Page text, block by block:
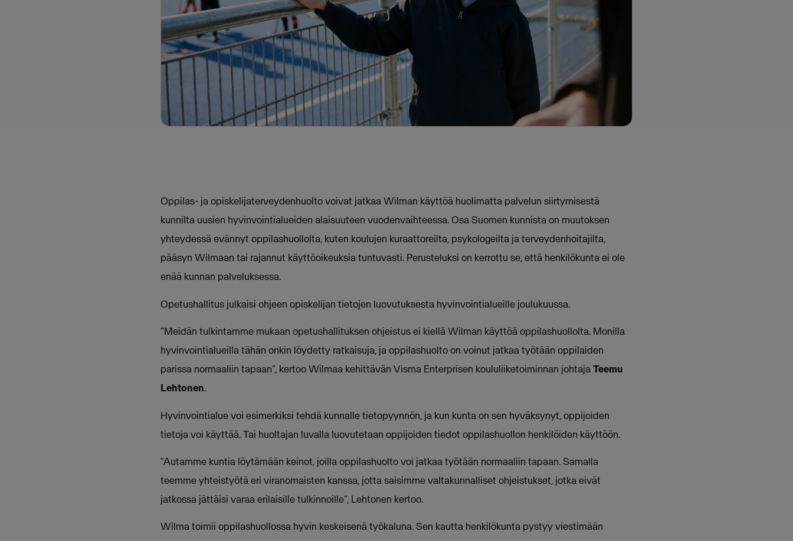
Oppilas- ja opiskelijaterveydenhuolto voivat jatkaa Wilman käyttöä huolimatta palvelun siirtymisestä
kunnilta uusien hyvinvointialueiden alaisuuteen vuodenvaihteessa. Osa Suomen kunnista on muutoksen
yhteydessä evännyt oppilashuollolta, kuten koulujen kuraattoreilta, psykologeilta ja terveydenhoitajilta,
pääsyn Wilmaan tai rajannut käyttöoikeuksia tuntuvasti. Perusteluksi on kerrottu se, että henkilökunta ei ole
enää kunnan palveluksessa.
Opetushallitus julkaisi ohjeen opiskelijan tietojen luovutuksesta hyvinvointialueille joulukuussa.
”Meidän tulkintamme mukaan opetushallituksen ohjeistus ei kiellä Wilman käyttöä oppilashuollolta. Monilla
hyvinvointialueilla tähän onkin löydetty ratkaisuja, ja oppilashuolto on voinut jatkaa työtään oppilaiden
parissa normaaliin tapaan”, kertoo Wilmaa kehittävän Visma Enterprisen koululiiketoiminnan johtajaTeemu
Lehtonen.
Hyvinvointialue voi esimerkiksi tehdä kunnalle tietopyynnön, ja kun kunta on sen hyväksynyt, oppijoiden
tietoja voi käyttää. Tai huoltajan luvalla luovutetaan oppijoiden tiedot oppilashuollon henkilöiden käyttöön.
”Autamme kuntia löytämään keinot, joilla oppilashuolto voi jatkaa työtään normaaliin tapaan. Samalla
teemme yhteistyötä eri viranomaisten kanssa, jotta saisimme valtakunnalliset ohjeistukset, jotka eivät
jatkossa jättäisi varaa erilaisille tulkinnoille”, Lehtonen kertoo.
Wilma toimii oppilashuollossa hyvin keskeisenä työkaluna. Sen kautta henkilökunta pystyy viestimään